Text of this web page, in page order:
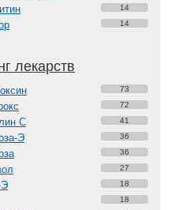
14
14
лекарств
73
72
С 41
Э 36
36
27
Э 18
18